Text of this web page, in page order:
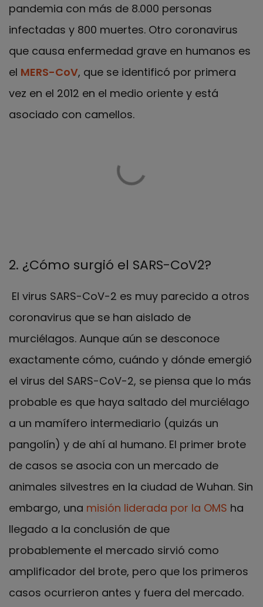
pandemia con más de 8.000 personas
infectadas y 800 muertes. Otro coronavirus
que causa enfermedad grave en humanos es
el MERS-CoV, que se identificó por primera
vez en el 2012 en el medio oriente y está
asociado con camellos.
2. ¿Cómo surgió el SARS-CoV2?
El virus SARS-CoV-2 es muy parecido a otros
coronavirus que se han aislado de
murciélagos. Aunque aún se desconoce
exactamente cómo, cuándo y dónde emergió
el virus del SARS-CoV-2, se piensa que lo más
probable es que haya saltado del murciélago
a un mamífero intermediario (quizás un
pangolín) y de ahí al humano. El primer brote
de casos se asocia con un mercado de
animales silvestres en la ciudad de Wuhan. Sin
embargo, una misión liderada por la OMS ha
llegado a la conclusión de que
probablemente el mercado sirvió como
amplificador del brote, pero que los primeros
casos ocurrieron antes y fuera del mercado.